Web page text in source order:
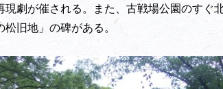
現劇が催される。また、古戦場公園のすぐ
松旧地」の碑がある。